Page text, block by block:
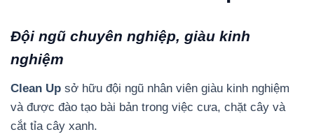
Đội ngũ chuyên nghiệp, giàu kinh
nghiệm
Clean Up sở hữu đội ngũ nhân viên giàu kinh nghiệm
và được đào tạo bài bản trong việc cưa, chặt cây và
cắt tỉa cây xanh.